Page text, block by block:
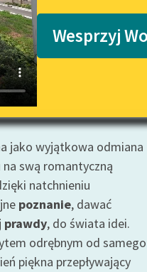
Wesprzyj
i powieści
jako wyjątkowa odmiana
swą romantyczną
natchnieniu
poznanie, dawać
prawdy, do świata idei.
odrębnym od samego
piękna przepływający